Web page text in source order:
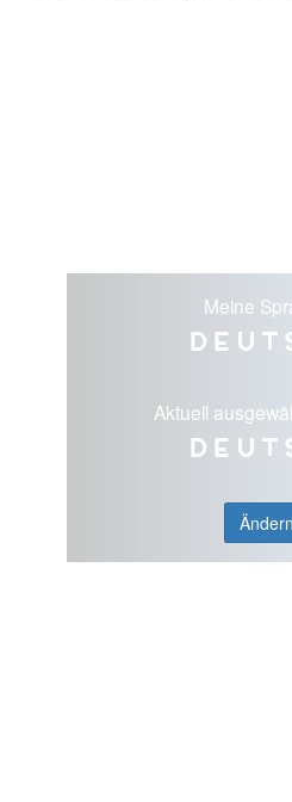
Meine
Aktuell
Ändern